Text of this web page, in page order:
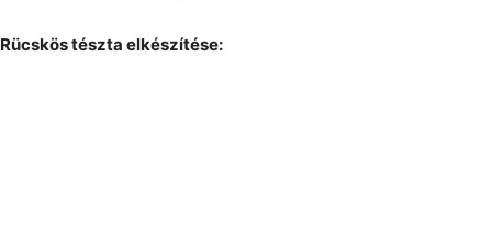
Rücskös tészta elkészítése: